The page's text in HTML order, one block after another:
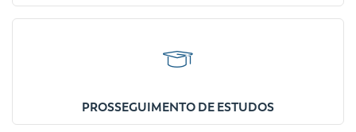
PROSSEGUIMENTO DE ESTUDOS